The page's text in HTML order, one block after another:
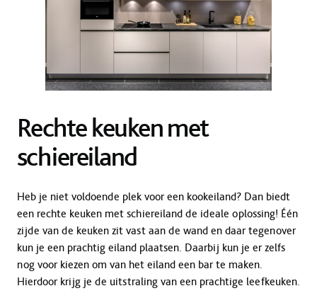
Rechte keuken met
schiereiland
Heb je niet voldoende plek voor een kookeiland? Dan biedt
een rechte keuken met schiereiland de ideale oplossing! Één
zijde van de keuken zit vast aan de wand en daar tegenover
kun je een prachtig eiland plaatsen. Daarbij kun je er zelfs
nog voor kiezen om van het eiland een bar te maken.
Hierdoor krijg je de uitstraling van een prachtige leefkeuken.